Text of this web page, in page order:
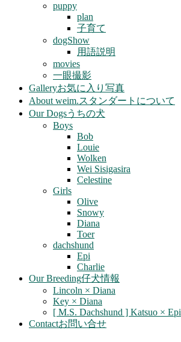
puppy
plan
子育て
dogShow
用語説明
movies
一眼撮影
Galleryお気に入り写真
About weim.スタンダートについて
Our Dogsうちの犬
Boys
Bob
Louie
Wolken
Wei Sisigasira
Celestine
Girls
Olive
Snowy
Diana
Toer
dachshund
Epi
Charlie
Our Breeding仔犬情報
Lincoln × Diana
Key × Diana
[ M.S. Dachshund ] Katsuo × Epi
Contactお問い合せ